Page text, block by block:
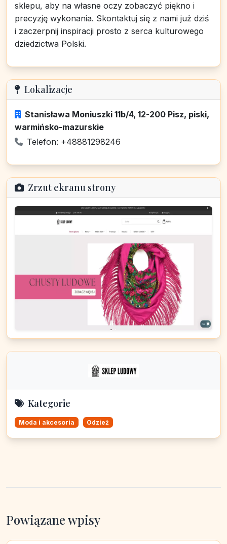
sklepu, aby na własne oczy zobaczyć piękno i
precyzję wykonania. Skontaktuj się z nami już dziś
i zaczerpnij inspiracji prosto z serca kulturowego
dziedzictwa Polski.
Lokalizacje
Stanisława Moniuszki 11b/4, 12-200 Pisz, piski,
warmińsko-mazurskie
Telefon: +48881298246
Zrzut ekranu strony
Kategorie
Moda i akcesoria Odzież
Powiązane wpisy